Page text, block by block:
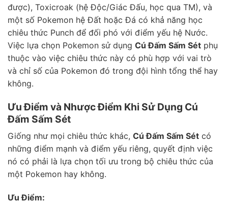
được), Toxicroak (hệ Độc/Giác Đấu, học qua TM), và
một số Pokemon hệ Đất hoặc Đá có khả năng học
chiêu thức Punch để đối phó với điểm yếu hệ Nước.
Việc lựa chọn Pokemon sử dụng Cú Đấm Sấm Sét phụ
thuộc vào việc chiêu thức này có phù hợp với vai trò
và chỉ số của Pokemon đó trong đội hình tổng thể hay
không.
Ưu Điểm và Nhược Điểm Khi Sử Dụng Cú
Đấm Sấm Sét
Giống như mọi chiêu thức khác, Cú Đấm Sấm Sét có
những điểm mạnh và điểm yếu riêng, quyết định việc
nó có phải là lựa chọn tối ưu trong bộ chiêu thức của
một Pokemon hay không.
Ưu Điểm: